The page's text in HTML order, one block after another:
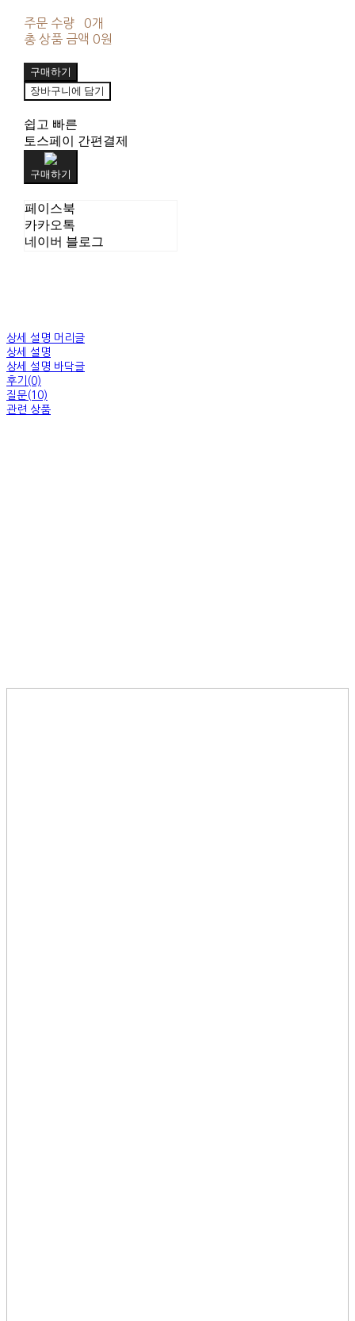
주문 수량
0개
총 상품 금액 0원
구매하기
장바구니에 담기
쉽고 빠른
토스페이 간편결제
구매하기
페이스북
카카오톡
네이버 블로그
상세 설명 머리글
상세 설명
상세 설명 바닥글
후기(0)
질문(10)
관련 상품